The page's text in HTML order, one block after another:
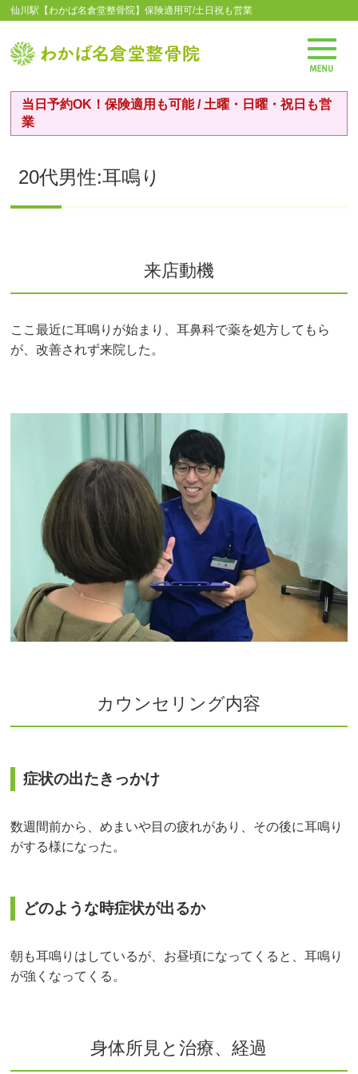
仙川駅【わかば名倉堂整骨院】保険適用可/土日祝も営業
当日予約OK！保険適用も可能 / 土曜・日曜・祝日も営
業
20代男性:耳鳴り
来店動機
ここ最近に耳鳴りが始まり、耳鼻科で薬を処方してもら
が、改善されず来院した。
カウンセリング内容
症状の出たきっかけ
数週間前から、めまいや目の疲れがあり、その後に耳鳴り
がする様になった。
どのような時症状が出るか
朝も耳鳴りはしているが、お昼頃になってくると、耳鳴り
が強くなってくる。
身体所見と治療、経過